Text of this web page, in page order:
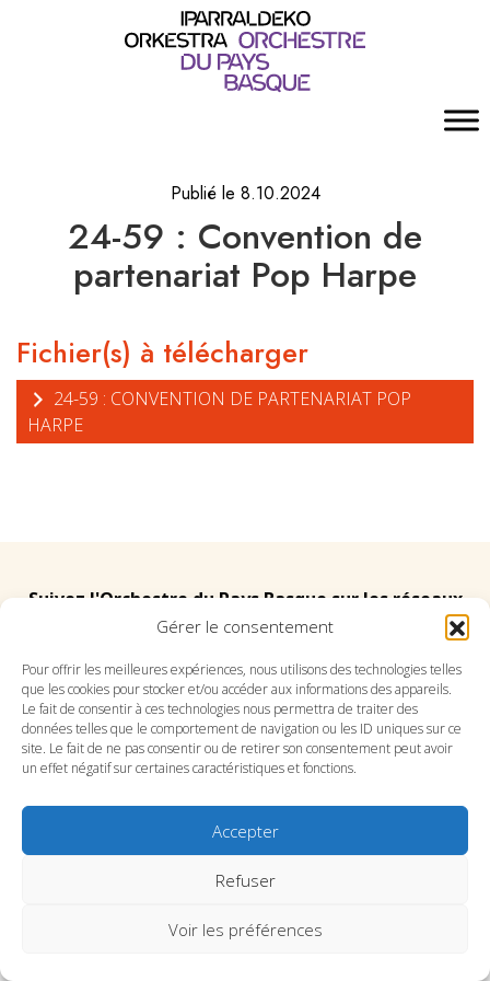
Gérer le consentement
Pour offrir les meilleures expériences, nous utilisons des technologies telles
que les cookies pour stocker et/ou accéder aux informations des appareils.
Le fait de consentir à ces technologies nous permettra de traiter des
données telles que le comportement de navigation ou les ID uniques sur ce
site. Le fait de ne pas consentir ou de retirer son consentement peut avoir
un effet négatif sur certaines caractéristiques et fonctions.
Accepter
Refuser
Voir les préférences
Publié le 8.10.2024
24-59 : Convention de
partenariat Pop Harpe
Fichier(s) à télécharger
24-59 : CONVENTION DE PARTENARIAT POP
HARPE
Suivez l'Orchestre du Pays Basque sur les réseaux
Suivez le conservatoire du Pays Basque sur les
réseaux
SITE DU CONSERVATOIRE